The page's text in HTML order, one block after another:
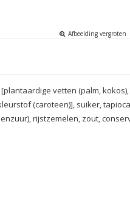
Afbeelding vergroten
vetten (palm,
(caroteen)], suiker,
rijstzemelen, zout,